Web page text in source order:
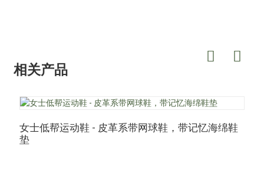
相关产品
女士低帮运动鞋 - 皮革系带网球鞋，带记忆海绵鞋
垫